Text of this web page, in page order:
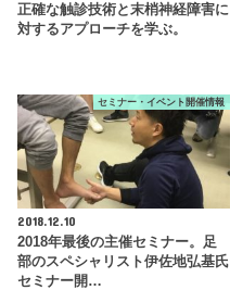
正確な触診技術と末梢神経障害に
対するアプローチを学ぶ。
セミナー・イベント開催情報
2018.12.10
2018年最後の主催セミナー。足
部のスペシャリスト伊佐地弘基氏
セミナー開…